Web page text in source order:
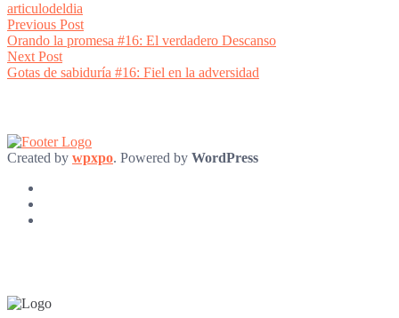
articulodeldia
Post
navigation
Previous PostPrevious
post:
Orando la promesa #16: El verdadero Descanso
Next PostNext
post:
Gotas de sabiduría #16: Fiel en la adversidad
Created by wpxpo. Powered by WordPress